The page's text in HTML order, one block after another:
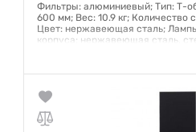
Фильтры: алюминиевый; Тип: Т-
600 мм; Вес: 10.9 кг; Количество
Цвет: нержавеющая сталь;
корпуса: нержавеющая сталь,
Гарантия:24 месяца